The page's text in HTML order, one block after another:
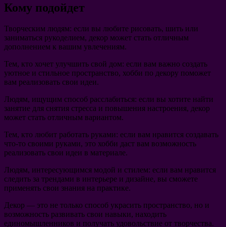
Кому подойдет
Творческим людям: если вы любите рисовать, шить или
заниматься рукоделием, декор может стать отличным
дополнением к вашим увлечениям.
Тем, кто хочет улучшить свой дом: если вам важно создать
уютное и стильное пространство, хобби по декору поможет
вам реализовать свои идеи.
Людям, ищущим способ расслабиться: если вы хотите найти
занятие для снятия стресса и повышения настроения, декор
может стать отличным вариантом.
Тем, кто любит работать руками: если вам нравится создавать
что-то своими руками, это хобби даст вам возможность
реализовать свои идеи в материале.
Людям, интересующимся модой и стилем: если вам нравится
следить за трендами в интерьере и дизайне, вы сможете
применять свои знания на практике.
Декор — это не только способ украсить пространство, но и
возможность развивать свои навыки, находить
единомышленников и получать удовольствие от творчества.